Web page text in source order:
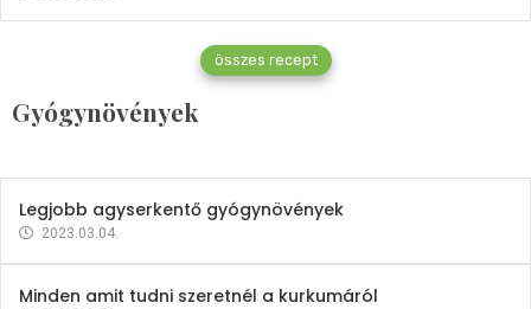
összes recept
Gyógynövények
Gyógynövények
Mindent a petrezselyemről
2023.12.21.
Legjobb agyserkentő gyógynövények
2023.03.04.
Minden amit tudni szeretnél a kurkumáról